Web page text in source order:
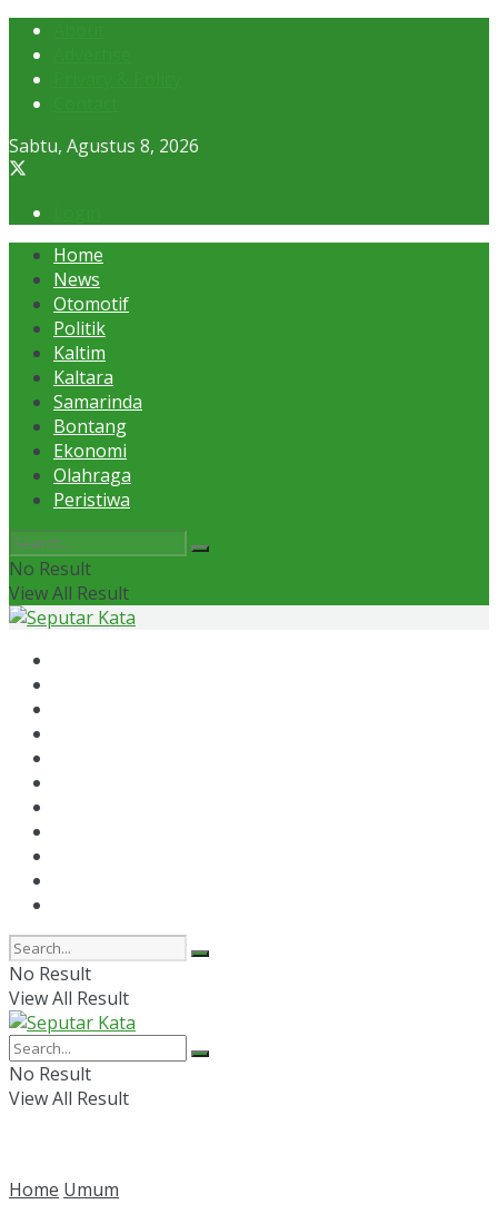
Sabtu, Agustus 8, 2026
Home
News
Otomotif
Politik
Kaltim
Kaltara
Samarinda
Bontang
Ekonomi
Olahraga
Peristiwa
No Result
View All Result
No Result
View All Result
No Result
View All Result
Home Umum